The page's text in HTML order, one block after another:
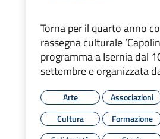
Torna per il quarto anno
rassegna culturale
programma a Isernia dal
settembre e organizzata
Arte Associazioni
Cultura
Formazione